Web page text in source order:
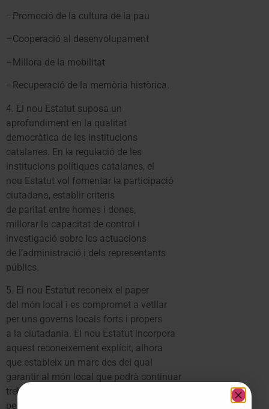
–Promoció de la cultura de la pau
–Cooperació al desenvolupament
–Millora de la mobilitat
–Recuperació de la memòria històrica.
4. El nou Estatut suposa un
aprofundiment en la qualitat
democràtica de les institucions
catalanes. En la regulació de les
institucions polítiques catalanes, el
nou Estatut vol fomentar la participació
ciutadana, establir criteris
de paritat entre homes i dones,
millorar la capacitat de control i
investigació sobre les actuacions
de l’administració i dels representants
públics.
5. El nou Estatut reconeix el paper
del món local i es compromet a vetllar
per uns governs locals forts i propers
a la ciutadania. El nou Estatut incorpora
aquest reconeixement explícit, alhora
que estableix un marc des del qual
garantir al món local que podrà continuar
treballant en millors condicions
pel benestar i el progrés de la gent de